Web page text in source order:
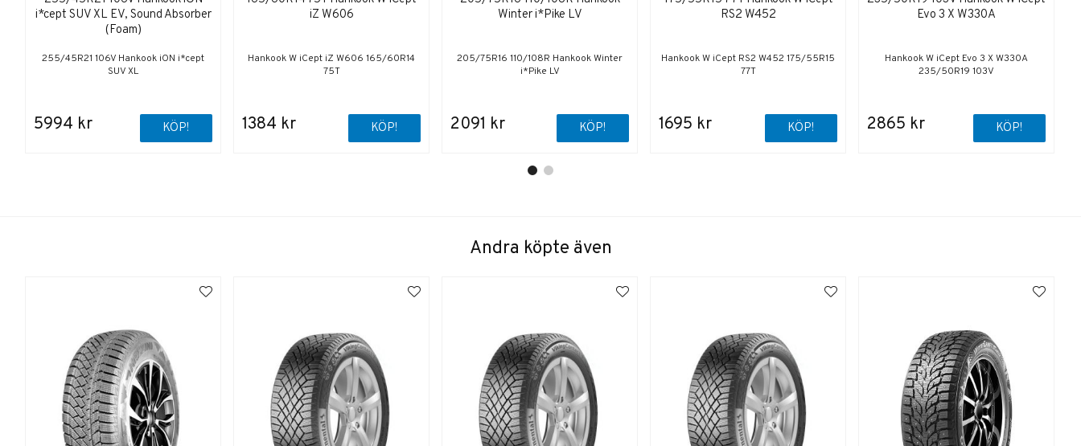
i*cept SUV XL EV, Sound Absorber
(Foam)
255/45R21 106V Hankook iON i*cept
SUV XL
5994 kr KÖP!
iZ W606
Hankook W iCept iZ W606 165/60R14
75T
1384 kr KÖP!
Winter i*Pike LV
205/75R16 110/108R Hankook Winter
i*Pike LV
2091 kr KÖP!
RS2 W452
Hankook W iCept RS2 W452 175/55R15
77T
1695 kr KÖP!
Evo 3 X W330A
Hankook W iCept Evo 3 X W330A
235/50R19 103V
2865 kr KÖP!
Andra köpte även